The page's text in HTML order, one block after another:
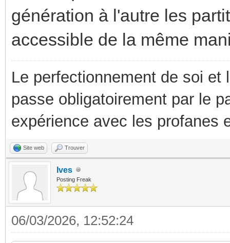
génération à l'autre les
accessible de la même
Le perfectionnement de soi
passe obligatoirement par le
expérience avec les profanes
Site web Trouver
Ives
Posting Freak
06/03/2026, 12:52:24